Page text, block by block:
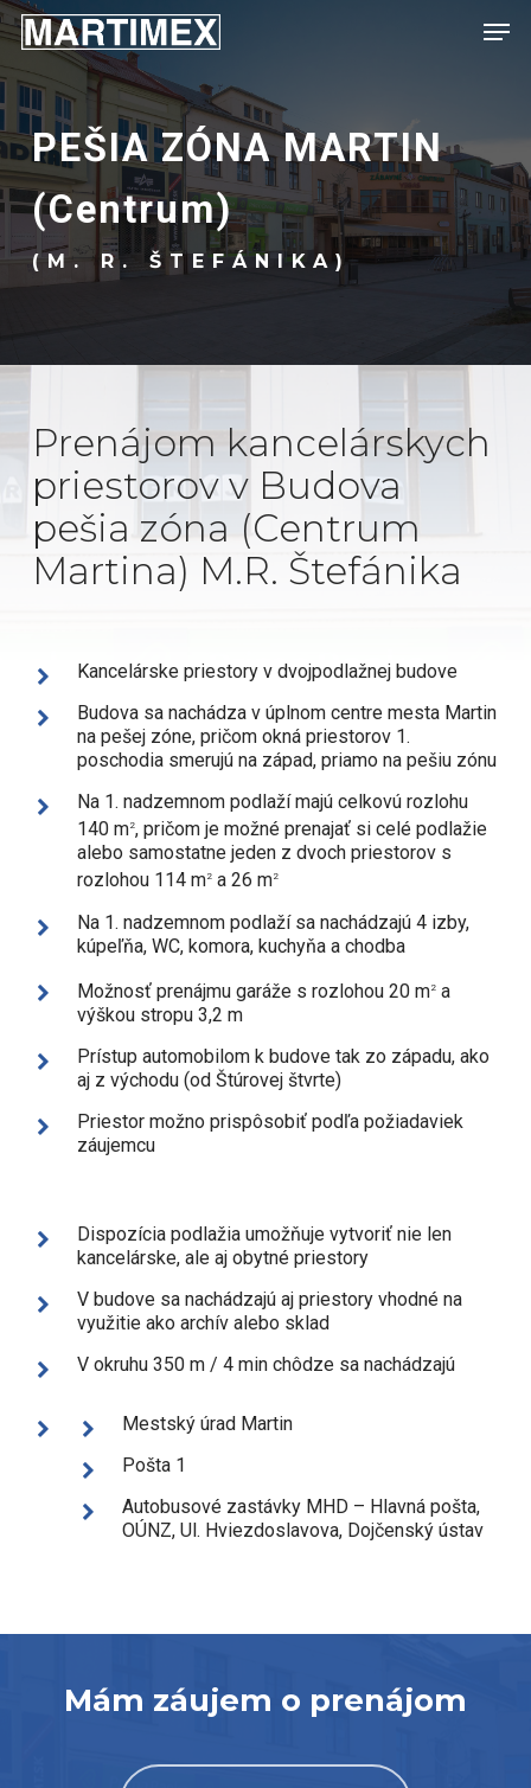
Skip
to
main
content
PEŠIA ZÓNA MARTIN
(Centrum)
(M. R. ŠTEFÁNIKA)
Prenájom kancelárskych
priestorov v Budova
pešia zóna (Centrum
Martina) M.R. Štefánika
Kancelárske priestory v dvojpodlažnej budove
Budova sa nachádza v úplnom centre mesta Martin
na pešej zóne, pričom okná priestorov 1.
poschodia smerujú na západ, priamo na pešiu zónu
Na 1. nadzemnom podlaží majú celkovú rozlohu
140 m2, pričom je možné prenajať si celé podlažie
alebo samostatne jeden z dvoch priestorov s
rozlohou 114 m2a 26 m2
Na 1. nadzemnom podlaží sa nachádzajú 4 izby,
kúpeľňa, WC, komora, kuchyňa a chodba
Možnosť prenájmu garáže s rozlohou 20 m2a
výškou stropu 3,2 m
Prístup automobilom k budove tak zo západu, ako
aj z východu (od Štúrovej štvrte)
Priestor možno prispôsobiť podľa požiadaviek
záujemcu
Dispozícia podlažia umožňuje vytvoriť nie len
kancelárske, ale aj obytné priestory
V budove sa nachádzajú aj priestory vhodné na
využitie ako archív alebo sklad
V okruhu 350 m / 4 min chôdze sa nachádzajú
Mestský úrad Martin
Pošta 1
Autobusové zastávky MHD – Hlavná pošta,
OÚNZ, Ul. Hviezdoslavova, Dojčenský ústav
Mám záujem o prenájom